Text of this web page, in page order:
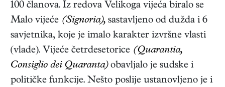
100 članova. Iz redova Velikoga vijeća biralo se
Malo vijeće (Signoria), sastavljeno od dužda i 6
savjetnika, koje je imalo karakter izvršne vlasti
(vlade). Vijeće četrdesetorice (Quarantia,
Consiglio dei Quaranta)obavljalo je sudske i
političke funkcije. Nešto poslije ustanovljeno je i